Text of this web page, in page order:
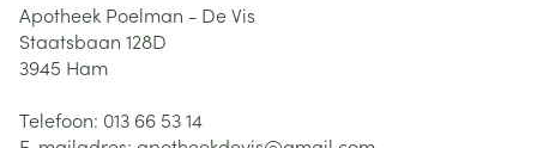
Apotheek Poelman - De Vis
Staatsbaan 128D
3945 Ham
Telefoon: 013 66 53 14